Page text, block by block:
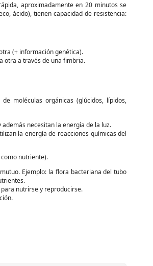
aproximadamente en 20 minutos se
ácido), tienen capacidad de resistencia:
(+ información genética).
otra a través de una fimbria.
moléculas orgánicas (glúcidos, lípidos,
necesitan la energía de la luz.
la energía de reacciones químicas del
nutriente).
Ejemplo: la flora bacteriana del tubo
nutrirse y reproducirse.